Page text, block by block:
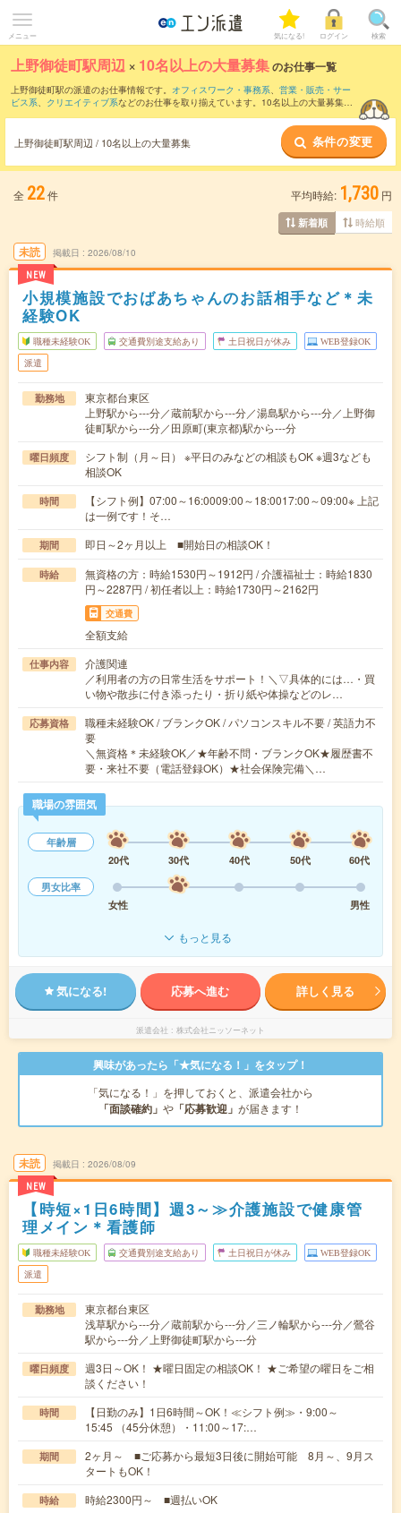
メニュー 気になる! ログイン 検索
上野御徒町駅周辺 × 10名以上の大量募集のお仕事一覧
上野御徒町駅の派遣のお仕事情報です。 オフィスワーク・事務系、 営業・販売・サー
ビス系、 クリエイティブ系などのお仕事を取り揃えています。10名以上の大量募集の
上野御徒町駅周辺 / 10名以上の大量募集 条件の変更
全 22件 平均時給: 1,730 円
新着順 時給順
未読
NEW
掲載日 2026/08/10
小規模施設でおばあちゃんのお話相手など＊未
経験OK
職種未経験OK 交通費別途支給あり 土日祝日が休み WEB登録OK
派遣
勤務地
東京都台東区
上野駅から---分／蔵前駅から---分／湯島駅から---分／上野御
徒町駅から---分／田原町(東京都)駅から---分
曜日頻度
シフト制（月～日） ※平日のみなどの相談もOK ※週3なども
相談OK
時間
【シフト例】07:00～16:0009:00～18:0017:00～09:00※ 上記
は一例です！そ…
期間 即日～2ヶ月以上 ■開始日の相談OK！
時給
無資格の方：時給1530円～1912円 / 介護福祉士：時給1830
円～2287円 / 初任者以上：時給1730円～2162円
交通費
全額支給
仕事内容
介護関連
／利用者の方の日常生活をサポート！＼▽具体的には…・買
い物や散歩に付き添ったり・折り紙や体操などのレ…
応募資格
職種未経験OK / ブランクOK / パソコンスキル不要 / 英語力不
要
＼無資格＊未経験OK／★年齢不問・ブランクOK★履歴書不
要・来社不要（電話登録OK）★社会保険完備＼…
職場の雰囲気
年齢層
20代
30代 40代 50代
60代
男女比率
女性
男性
もっと見る
気になる! 応募へ進む 詳しく見る
派遣会社 株式会社ニッソーネット
興味があったら「★気になる！」をタップ！
「気になる！」を押しておくと、派遣会社から
「面談確約」 や 「応募歓迎」 が届きます！
未読
NEW
掲載日 2026/08/09
【時短×1日6時間】週3～≫介護施設で健康管
理メイン＊看護師
職種未経験OK 交通費別途支給あり 土日祝日が休み WEB登録OK
派遣
勤務地
東京都台東区
浅草駅から---分／蔵前駅から---分／三ノ輪駅から---分／鶯谷
駅から---分／上野御徒町駅から---分
曜日頻度
週3日～OK！ ★曜日固定の相談OK！ ★ご希望の曜日をご相
談ください！
時間
【日勤のみ】1日6時間～OK！≪シフト例≫・9:00～
15:45 （45分休憩）・11:00～17:…
期間
2ヶ月～ ■ご応募から最短3日後に開始可能 8月～、9月ス
タートもOK！
時給 時給2300円～ ■週払いOK